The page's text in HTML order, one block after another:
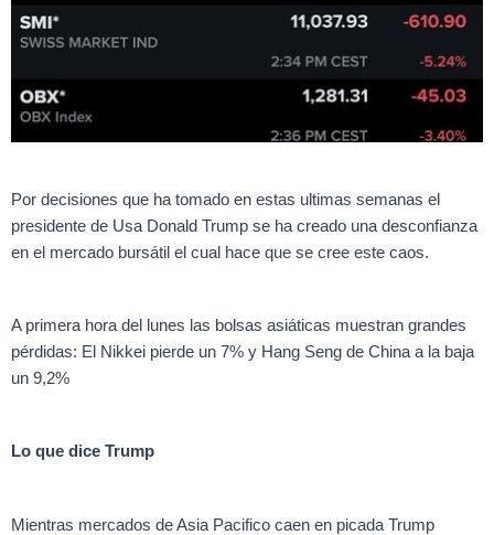
Por decisiones que ha tomado en estas ultimas semanas el
presidente de Usa Donald Trump se ha creado una desconfianza
en el mercado bursátil el cual hace que se cree este caos.
A primera hora del lunes las bolsas asiáticas muestran grandes
pérdidas: El Nikkei pierde un 7% y Hang Seng de China a la baja
un 9,2%
Lo que dice Trump
Mientras mercados de Asia Pacifico caen en picada Trump